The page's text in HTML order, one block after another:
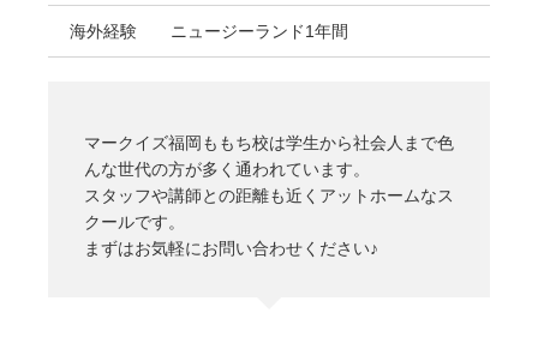
海外経験 ニュージーランド1年間
マークイズ福岡ももち校は学生から社会人まで色
んな世代の方が多く通われています。
スタッフや講師との距離も近くアットホームなス
クールです。
まずはお気軽にお問い合わせください♪